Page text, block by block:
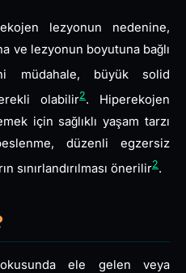
lezyonun nedenine,
ve lezyonun boyutuna bağlı
müdahale, büyük solid
olabilir2. Hiperekojen
için sağlıklı yaşam tarzı
düzenli egzersiz
sınırlandırılması önerilir2.
ele gelen veya